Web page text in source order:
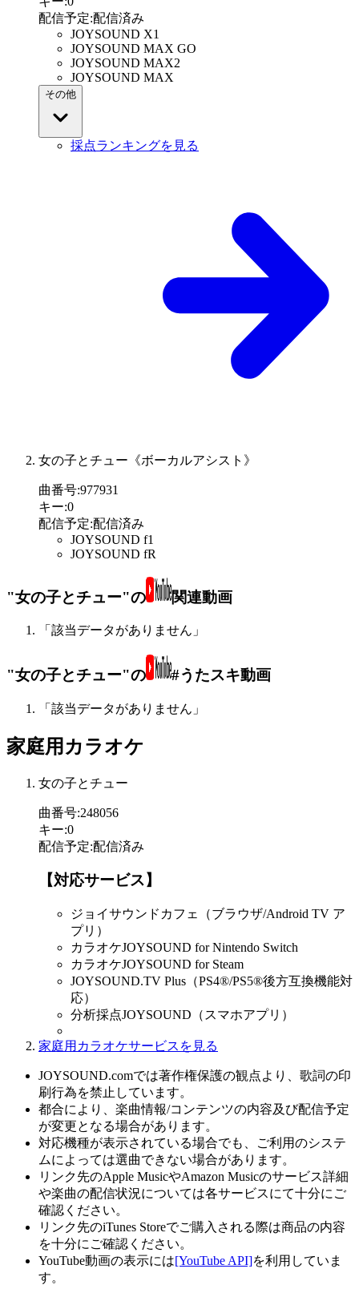
配信予定:配信済み
JOYSOUND X1
JOYSOUND MAX GO
JOYSOUND MAX2
JOYSOUND MAX
その他
採点ランキングを見る
女の子とチュー《ボーカルアシスト》
曲番号:977931
キー:0
配信予定:配信済み
JOYSOUND f1
JOYSOUND fR
"女の子とチュー"の 関連動画
「該当データがありません」
"女の子とチュー"の #うたスキ動画
「該当データがありません」
家庭用カラオケ
女の子とチュー
曲番号:248056
キー:0
配信予定:配信済み
【対応サービス】
ジョイサウンドカフェ（ブラウザ/Android TV ア
プリ）
カラオケJOYSOUND for Nintendo Switch
カラオケJOYSOUND for Steam
JOYSOUND.TV Plus（PS4®/PS5®後方互換機能対
応）
分析採点JOYSOUND（スマホアプリ）
家庭用カラオケサービスを見る
JOYSOUND.comでは著作権保護の観点より、歌詞の印
刷行為を禁止しています。
都合により、楽曲情報/コンテンツの内容及び配信予定
が変更となる場合があります。
対応機種が表示されている場合でも、ご利用のシステ
ムによっては選曲できない場合があります。
リンク先のApple MusicやAmazon Musicのサービス詳細
や楽曲の配信状況については各サービスにて十分にご
確認ください。
リンク先のiTunes Storeでご購入される際は商品の内容
を十分にご確認ください。
YouTube動画の表示には[YouTube API]を利用していま
す。